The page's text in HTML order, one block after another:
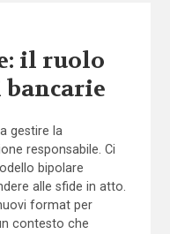
il ruolo
gestire la
responsabile. Ci
bipolare
alle sfide in atto.
format per
contesto che